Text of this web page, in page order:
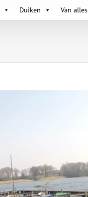
Duiken Van alles